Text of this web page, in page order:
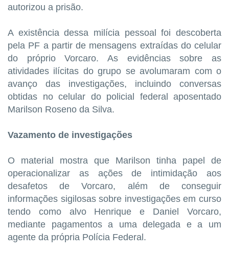
autorizou a prisão.
A existência dessa milícia pessoal foi descoberta
pela PF a partir de mensagens extraídas do celular
do próprio Vorcaro. As evidências sobre as
atividades ilícitas do grupo se avolumaram com o
avanço das investigações, incluindo conversas
obtidas no celular do policial federal aposentado
Marilson Roseno da Silva.
Vazamento de investigações
O material mostra que Marilson tinha papel de
operacionalizar as ações de intimidação aos
desafetos de Vorcaro, além de conseguir
informações sigilosas sobre investigações em curso
tendo como alvo Henrique e Daniel Vorcaro,
mediante pagamentos a uma delegada e a um
agente da própria Polícia Federal.